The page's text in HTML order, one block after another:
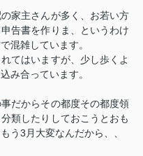
家主さんが多く、お若い方
告書を作りま、というわけ
混雑しています。
てはいますが、少し歩くよ
み合っています。
だからその都度その都度領
類したりしておこうとおも
う3月大変なんだから、、